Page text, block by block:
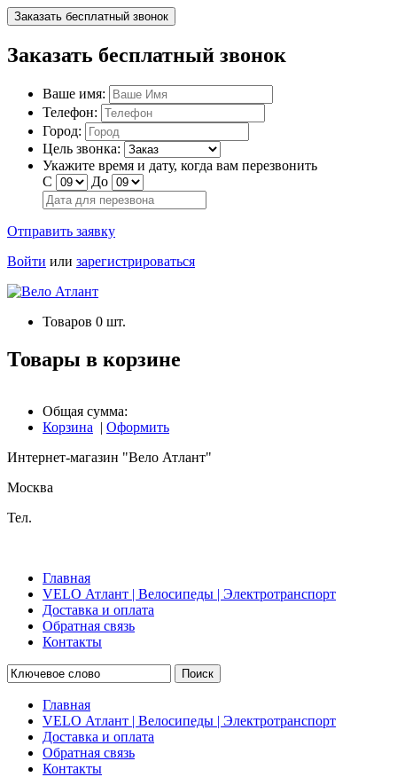
Заказать бесплатный звонок
Заказать бесплатный звонок
Ваше имя:
Телефон:
Город:
Цель звонка:
Укажите время и дату, когда вам перезвонить
С
До
Отправить заявку
Войти или зарегистрироваться
Товаров 0 шт.
Товары в корзине
Общая сумма:
Корзина | Оформить
Интернет-магазин "Вело Атлант"
Москва
Тел.
Главная
VELO Атлант | Велосипеды | Электротранспорт
Доставка и оплата
Обратная связь
Контакты
Поиск
Главная
VELO Атлант | Велосипеды | Электротранспорт
Доставка и оплата
Обратная связь
Контакты